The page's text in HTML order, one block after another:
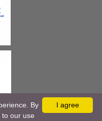
I agree
By
our use